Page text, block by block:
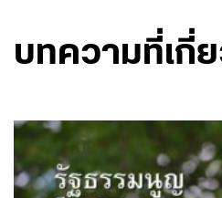
บทความที่เกี่